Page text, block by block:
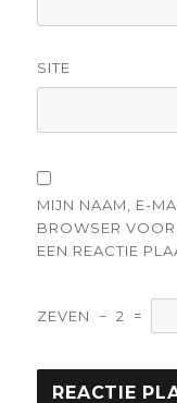
SITE
MIJN NAAM, E-
BROWSER
EEN REACTIE
ZEVEN − 2 =